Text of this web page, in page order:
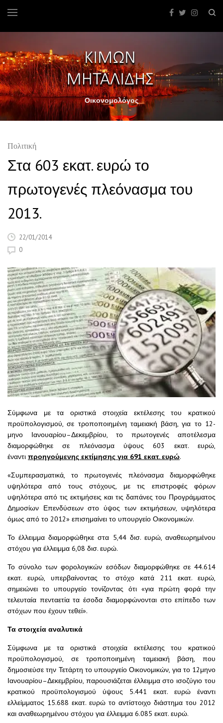
Οικονομολόγος
Πολιτική
Στα 603 εκατ. ευρώ το
πρωτογενές πλεόνασμα του
2013.
22/01/2014
0
Σύμφωνα με τα οριστικά στοιχεία εκτέλεσης του κρατικού
προϋπολογισμού, σε τροποποιημένη ταμειακή βάση, για το 12-
μηνο Ιανουαρίου–Δεκεμβρίου, το πρωτογενές αποτέλεσμα
διαμορφώθηκε σε πλεόνασμα ύψους 603 εκατ. ευρώ,
έναντι προηγούμενης εκτίμησης για 691 εκατ. ευρώ.
«Συμπερασματικά, το πρωτογενές πλεόνασμα διαμορφώθηκε
υψηλότερα από τους στόχους, με τις επιστροφές φόρων
υψηλότερα από τις εκτιμήσεις και τις δαπάνες του Προγράμματος
Δημοσίων Επενδύσεων στο ύψος των εκτιμήσεων, υψηλότερα
όμως από το 2012» επισημαίνει το υπουργείο Οικονομικών.
Το έλλειμμα διαμορφώθηκε στα 5,44 δισ. ευρώ, αναθεωρημένου
στόχου για έλλειμμα 6,08 δισ. ευρώ.
Το σύνολο των φορολογικών εσόδων διαμορφώθηκε σε 44.614
εκατ. ευρώ, υπερβαίνοντας το στόχο κατά 211 εκατ. ευρώ,
σημειώνει το υπουργείο τονίζοντας ότι «για πρώτη φορά την
τελευταία πενταετία τα έσοδα διαμορφώνονται στο επίπεδο των
στόχων που έχουν τεθεί».
Τα στοιχεία αναλυτικά
Σύμφωνα με τα οριστικά στοιχεία εκτέλεσης του κρατικού
προϋπολογισμού, σε τροποποιημένη ταμειακή βάση, που
δημοσιεύσε την Τετάρτη το υπουργείο Οικονομικών, για το 12μηνο
Ιανουαρίου–Δεκεμβρίου, παρουσιάζεται έλλειμμα στο ισοζύγιο του
κρατικού προϋπολογισμού ύψους 5.441 εκατ. ευρώ έναντι
ελλείμματος 15.688 εκατ. ευρώ το αντίστοιχο διάστημα του 2012
και αναθεωρημένου στόχου για έλλειμμα 6.085 εκατ. ευρώ.